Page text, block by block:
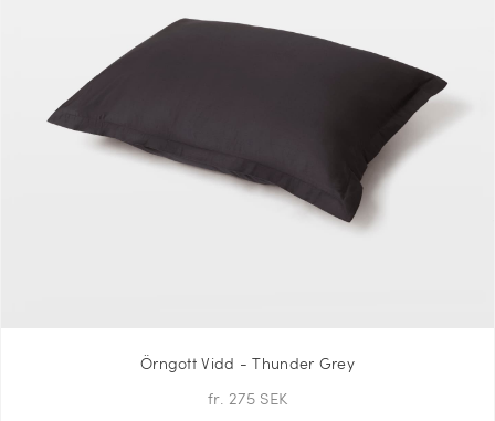
Örngott Vidd - Thunder Grey
fr. 275 SEK